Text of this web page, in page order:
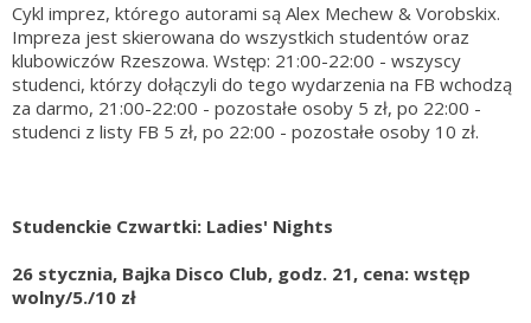
Cykl imprez, którego autorami są Alex Mechew & Vorobskix.
Impreza jest skierowana do wszystkich studentów oraz
klubowiczów Rzeszowa. Wstęp: 21:00-22:00 - wszyscy
studenci, którzy dołączyli do tego wydarzenia na FB wchodzą
za darmo, 21:00-22:00 - pozostałe osoby 5 zł, po 22:00 -
studenci z listy FB 5 zł, po 22:00 - pozostałe osoby 10 zł.
Studenckie Czwartki: Ladies' Nights
26 stycznia, Bajka Disco Club, godz. 21, cena: wstęp
wolny/5./10 zł